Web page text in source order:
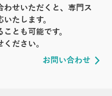
わせいただくと、専門ス
たします。
とも可能です。
ださい。
お問い合わせ